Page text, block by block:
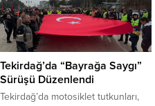
Tekirdağ’da “Bayrağa Saygı”
Sürüşü Düzenlendi
Tekirdağ’da motosiklet tutkunları,